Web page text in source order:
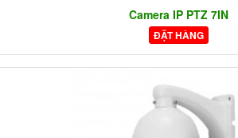
Camera IP PTZ 7IN
ĐẶT HÀNG